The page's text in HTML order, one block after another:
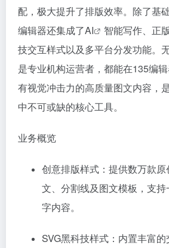
配，极大提升了排版效率。除了基
编辑器还集成了AI
智能写作、正
技交互样式以及多平台分发功能。
是专业机构运营者，都能在135编
有视觉冲击力的高质量图文内容，
中不可或缺的核心工具。
业务概览
创意排版样式：提供数万款
文、分割线及图文模板，支持
字内容。
SVG黑科技样式：内置丰富的